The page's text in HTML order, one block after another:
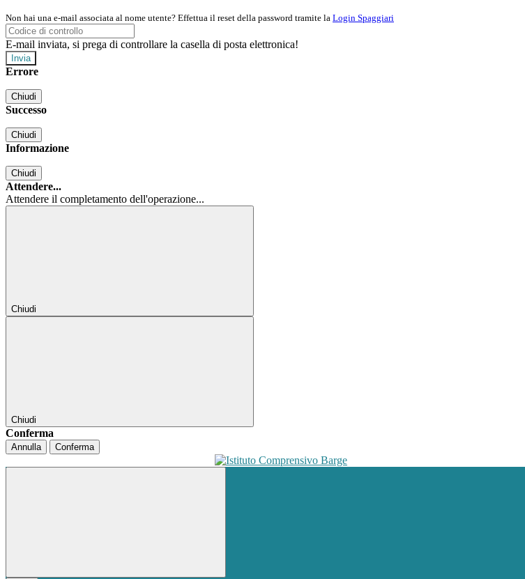
Non hai una e-mail associata al nome utente? Effettua il reset della password tramite la Login Spaggiari
E-mail inviata, si prega di controllare la casella di posta elettronica!
Errore
Chiudi
Successo
Chiudi
Informazione
Chiudi
Attendere...
Attendere il completamento dell'operazione...
Chiudi
Chiudi
Conferma
Annulla Conferma